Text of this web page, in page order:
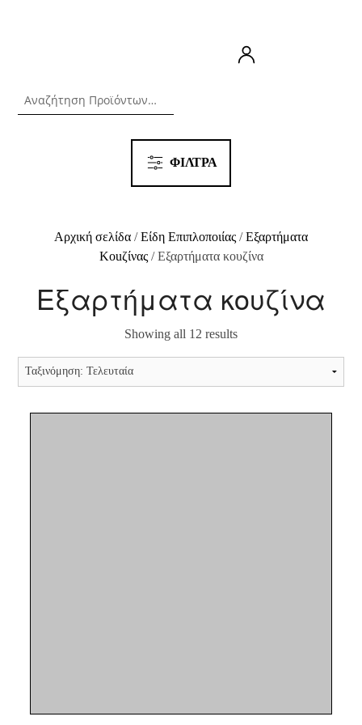
ΦΙΛΤΡΑ
Αρχική σελίδα /Είδη Επιπλοποιίας /Εξαρτήματα
Kouζίνας/ Εξαρτήματα κουζίνα
Εξαρτήματα κουζίνα
Showing all 12 results